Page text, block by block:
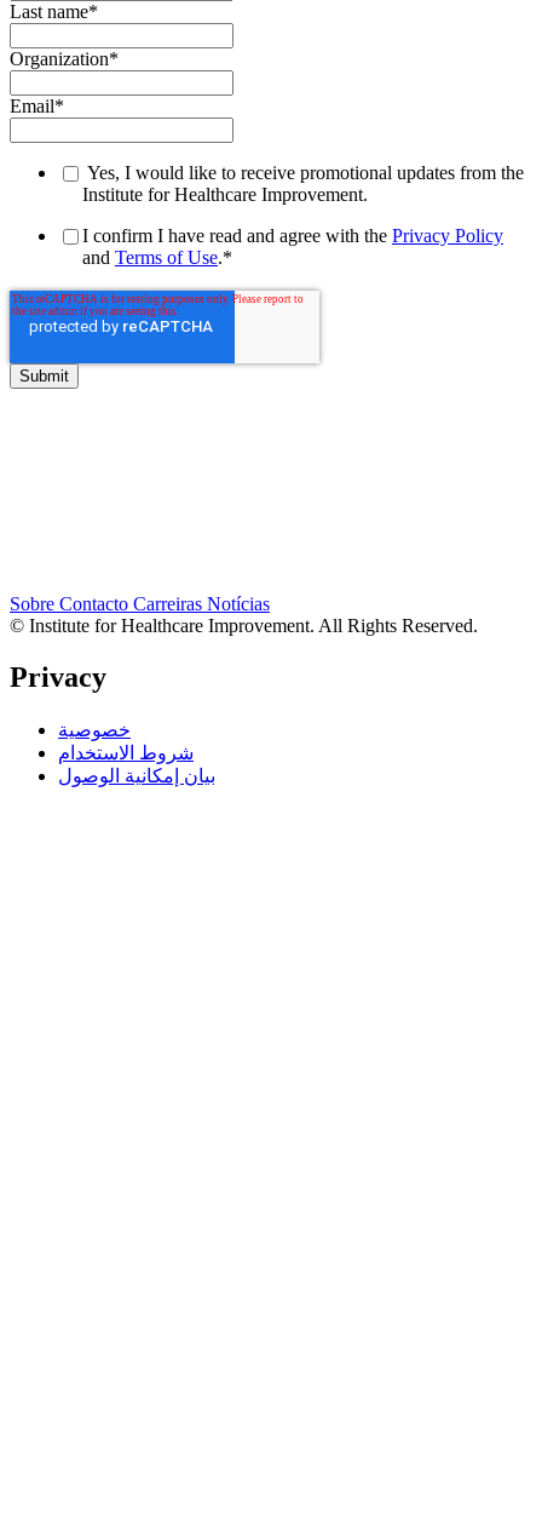
Last name*
Organization*
Email*
Yes, I would like to receive promotional updates from the
Institute for Healthcare Improvement.
I confirm I have read and agree with the Privacy Policy
and Terms of Use.*
Sobre Contacto Carreiras Notícias
© Institute for Healthcare Improvement. All Rights Reserved.
Privacy
خصوصية
شروط الاستخدام
بيان إمكانية الوصول